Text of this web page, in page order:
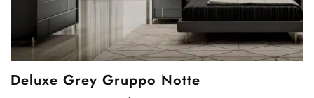
Deluxe Grey Gruppo Notte